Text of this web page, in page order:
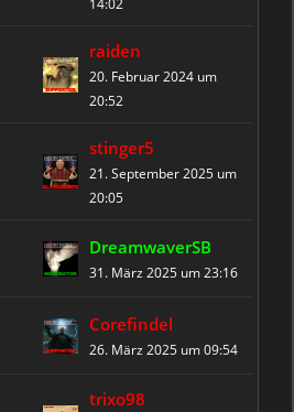
14:02
raiden
20. Februar 2024 um
20:52
stinger5
21. September 2025 um
20:05
DreamwaverSB
31. März 2025 um 23:16
Corefindel
26. März 2025 um 09:54
trixo98